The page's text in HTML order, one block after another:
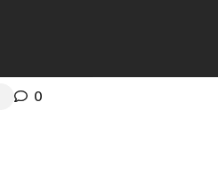
0